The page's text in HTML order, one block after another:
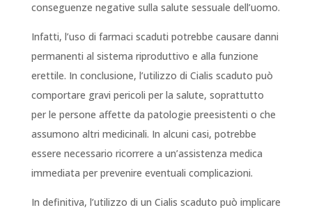
conseguenze negative sulla salute sessuale dell’uomo.
Infatti, l’uso di farmaci scaduti potrebbe causare danni
permanenti al sistema riproduttivo e alla funzione
erettile. In conclusione, l’utilizzo di Cialis scaduto può
comportare gravi pericoli per la salute, soprattutto
per le persone affette da patologie preesistenti o che
assumono altri medicinali. In alcuni casi, potrebbe
essere necessario ricorrere a un’assistenza medica
immediata per prevenire eventuali complicazioni.
In definitiva, l’utilizzo di un Cialis scaduto può implicare